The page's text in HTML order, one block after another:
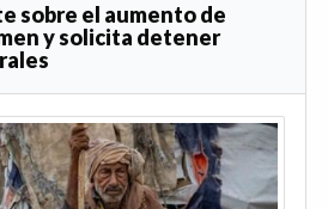
sobre el aumento de
y solicita detener